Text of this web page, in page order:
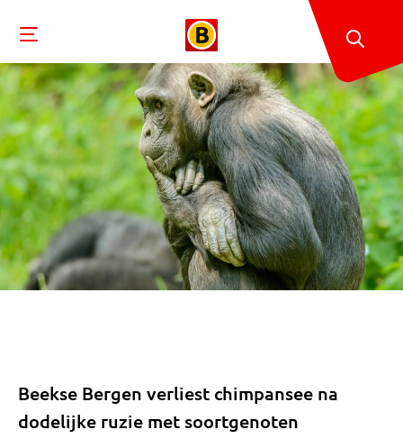
Beekse Bergen verliest chimpansee na
dodelijke ruzie met soortgenoten